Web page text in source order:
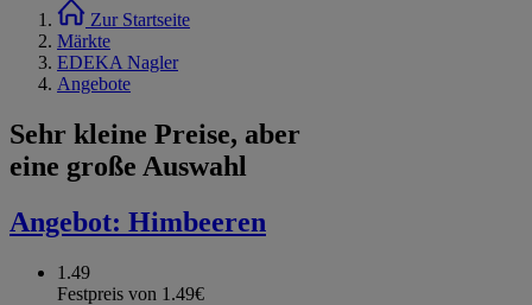
Zur Startseite
Märkte
EDEKA Nagler
Angebote
Sehr kleine Preise, aber
eine große Auswahl
Angebot: Himbeeren
1.49
Festpreis von 1.49€